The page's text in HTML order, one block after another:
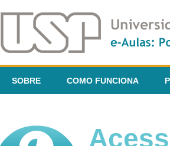
SOBRE COMO FUNCIONA